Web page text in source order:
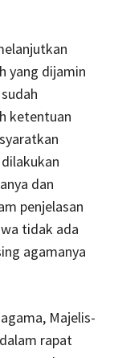
yang dijamin
ketentuan
dan
penjelasan
tidak ada
agamanya
Majelis-
rapat